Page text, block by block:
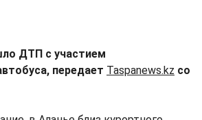
ДТП с участием
передает Taspanews.kz со